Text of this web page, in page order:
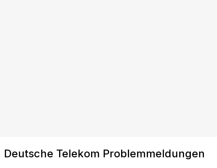
Deutsche Telekom Problemmeldungen